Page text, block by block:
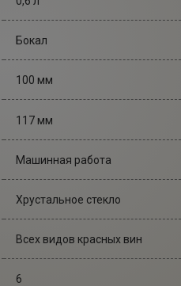
Бокал
100 мм
117 мм
Машинная работа
Хрустальное стекло
Всех видов красных вин
6